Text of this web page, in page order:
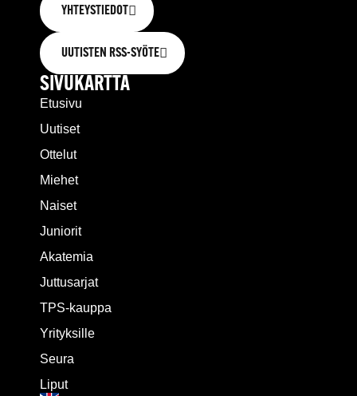
YHTEYSTIEDOT
UUTISTEN RSS-SYÖTE
SIVUKARTTA
Etusivu
Uutiset
Ottelut
Miehet
Naiset
Juniorit
Akatemia
Juttusarjat
TPS-kauppa
Yrityksille
Seura
Liput